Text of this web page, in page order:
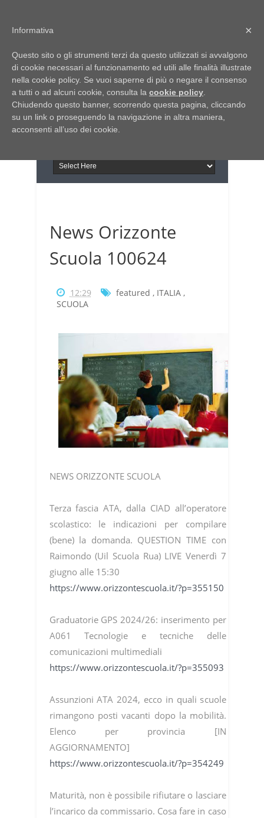
Italia Notizie
Giornale di Basilicata
Giornale di Puglia
INFORMAPUGLIA
Il portale n.1 del lavoro
in Puglia
News Orizzonte
Scuola 100624
12:29 featured , ITALIA,
SCUOLA
NEWS ORIZZONTE SCUOLA
Terza fascia ATA, dalla CIAD all’operatore
scolastico: le indicazioni per compilare
(bene) la domanda. QUESTION TIME con
Raimondo (Uil Scuola Rua) LIVE Venerdì 7
giugno alle 15:30
https://www.orizzontescuola.it/?p=355150
Graduatorie GPS 2024/26: inserimento per
A061 Tecnologie e tecniche delle
comunicazioni multimediali
https://www.orizzontescuola.it/?p=355093
Assunzioni ATA 2024, ecco in quali scuole
rimangono posti vacanti dopo la mobilità.
Elenco per provincia [IN
AGGIORNAMENTO]
https://www.orizzontescuola.it/?p=354249
Maturità, non è possibile rifiutare o lasciare
l’incarico da commissario. Cosa fare in caso
×
Informativa
Questo sito o gli strumenti terzi da questo utilizzati si avvalgono
di cookie necessari al funzionamento ed utili alle finalità illustrate
nella cookie policy. Se vuoi saperne di più o negare il consenso
a tutti o ad alcuni cookie, consulta la cookie policy
Chiudendo questo banner, scorrendo questa pagina, cliccando
su un link o proseguendo la navigazione in altra maniera,
acconsenti all’uso dei cookie.